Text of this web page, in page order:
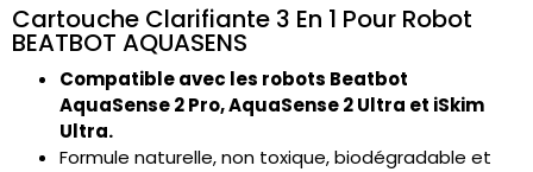
Cartouche Clarifiante 3 En 1 Pour Robot
BEATBOT AQUASENS
Compatible avec les robots Beatbot
AquaSense 2 Pro, AquaSense 2 Ultra et iSkim
Ultra.
Formule naturelle, non toxique, biodégradable et